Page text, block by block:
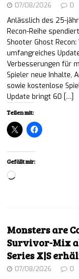
07/08/2026 0
Anlässlich des 25-
Recon-Reihe
Shooter Ghost
umfangreiches
Verbesserungen für
Spieler neue Inhalte,
sowie kostenlose
Update bringt 60 […]
Teilen mit:
Gefällt mir:
Loading…
Monsters are
Survivor-Mix
Series X|S
07/08/2026 0